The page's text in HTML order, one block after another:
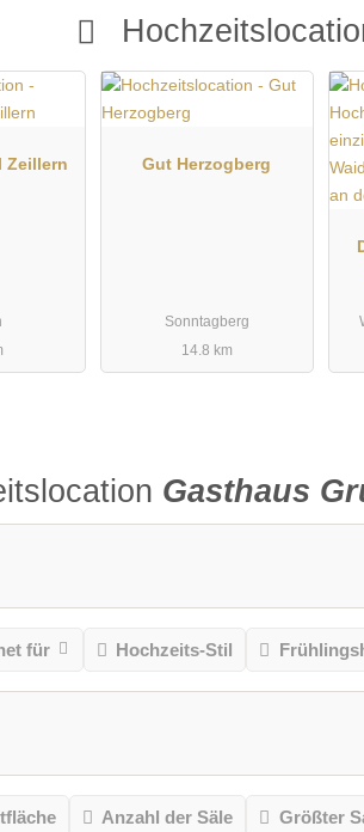
Zeillern Gut Herzogberg
Sonntagberg
14.8 km
Gasthaus
für Hochzeits-Stil
Anzahl der Säle
Größter